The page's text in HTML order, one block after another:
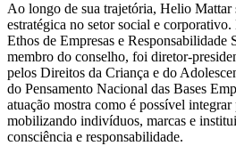
Ao longo de sua trajetória, Helio Mattar
estratégica no setor social e
Ethos de Empresas e Responsabilidade
membro do conselho, foi diretor-
pelos Direitos da Criança e do
do Pensamento Nacional das Bases
atuação mostra como é possível
mobilizando indivíduos, marcas e
consciência e responsabilidade.